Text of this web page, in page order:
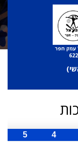
עמק חפר
622
)
4
5